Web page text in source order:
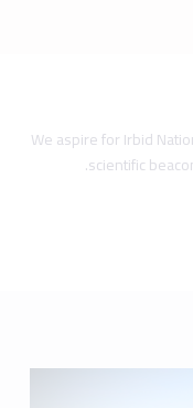
We aspire for Irbid
scientific